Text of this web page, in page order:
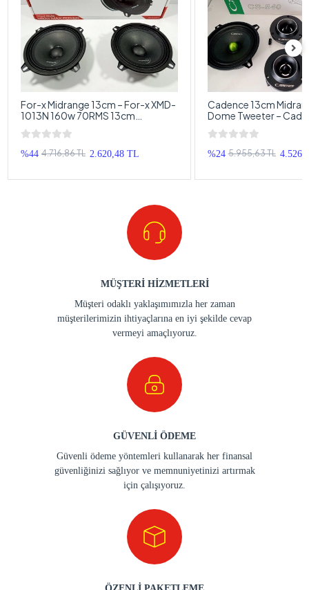
For-x Midrange 13cm – For-x XMD-
1013N 160w 70RMS 13cm
Midrange Hoparlör
%44 4.716,86 TL 2.620,48 TL
Cadence 13cm
Dome Tweeter –
Takımı CS-540
%24 5.955,63 TL
MÜŞTERİ HİZMETLERİ
Müşteri odaklı yaklaşımımızla her zaman
müşterilerimizin ihtiyaçlarına en iyi şekilde cevap
vermeyi amaçlıyoruz.
GÜVENLİ ÖDEME
Güvenli ödeme yöntemleri kullanarak her finansal
güvenliğinizi sağlıyor ve memnuniyetinizi artırmak
için çalışıyoruz.